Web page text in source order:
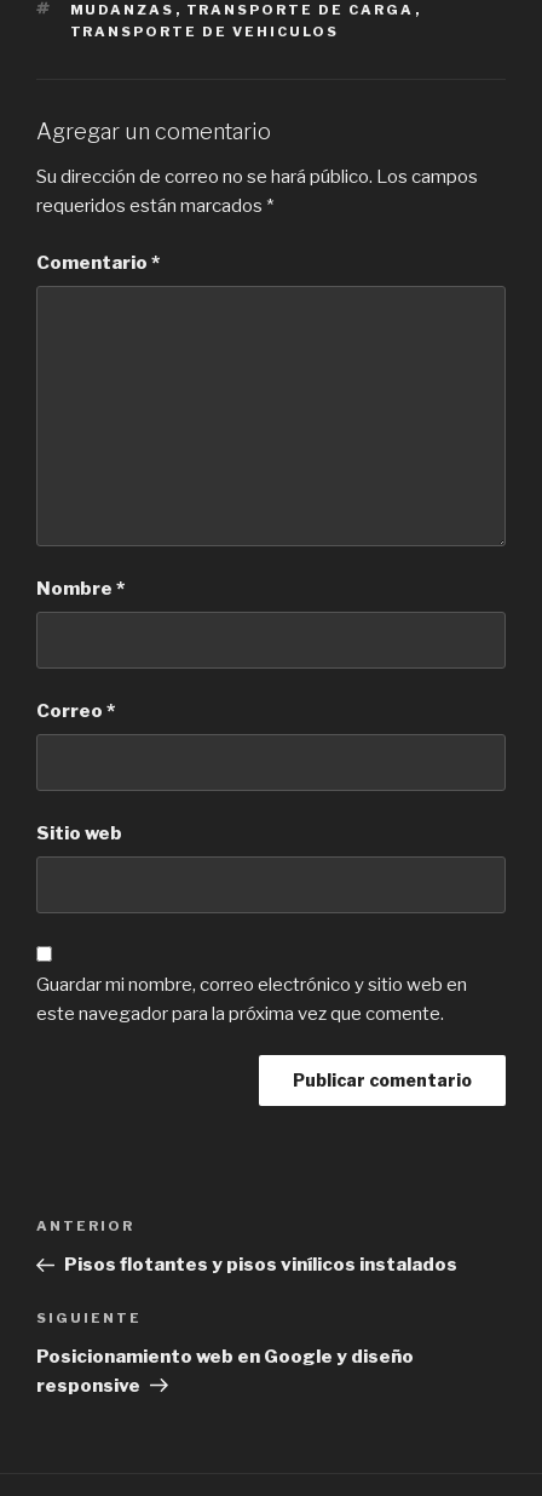
TAGS
MUDANZAS , TRANSPORTE DE CARGA ,
TRANSPORTE DE VEHICULOS
Agregar un comentario
Su dirección de correo no se hará público. Los campos
requeridos están marcados *
Comentario *
Nombre *
Correo *
Sitio web
Guardar mi nombre, correo electrónico y sitio web en
este navegador para la próxima vez que comente.
entradas
Previous
Post
ANTERIOR
Pisos flotantes y pisos vinílicos instalados
Next
Post
SIGUIENTE
Posicionamiento web en Google y diseño
responsive